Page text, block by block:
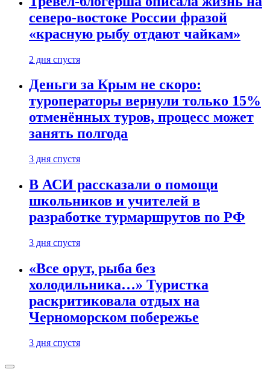
северо-востоке России фразой
«красную рыбу отдают чайкам»
2 дня спустя
Деньги за Крым не скоро:
туроператоры вернули только 15%
отменённых туров, процесс может
занять полгода
3 дня спустя
В АСИ рассказали о помощи
школьников и учителей в
разработке турмаршрутов по РФ
3 дня спустя
«Все орут, рыба без
холодильника…» Туристка
раскритиковала отдых на
Черноморском побережье
3 дня спустя